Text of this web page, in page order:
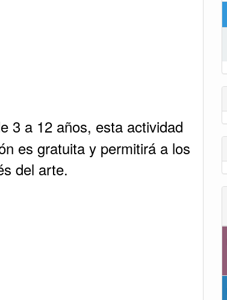
3 a 12 años, esta actividad
es gratuita y permitirá a los
del arte.